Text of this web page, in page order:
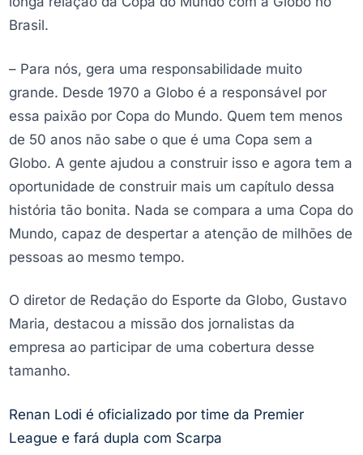
Brasil.
– Para nós, gera uma responsabilidade muito
grande. Desde 1970 a Globo é a responsável por
essa paixão por Copa do Mundo. Quem tem menos
de 50 anos não sabe o que é uma Copa sem a
Globo. A gente ajudou a construir isso e agora tem a
oportunidade de construir mais um capítulo dessa
história tão bonita. Nada se compara a uma Copa do
Mundo, capaz de despertar a atenção de milhões de
pessoas ao mesmo tempo.
O diretor de Redação do Esporte da Globo, Gustavo
Maria, destacou a missão dos jornalistas da
empresa ao participar de uma cobertura desse
tamanho.
Renan Lodi é oficializado por time da Premier
League e fará dupla com Scarpa